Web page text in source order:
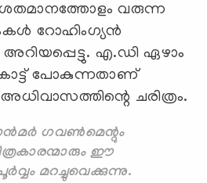
വരുന്ന
റോഹിംഗ്യന്‍
എ.ഡി ഏഴാം
പോകുന്നതാണ്
ചരിത്രം.
ഗവണ്‍മെന്റും
ഈ
മറച്ചുവെക്കുന്നു.